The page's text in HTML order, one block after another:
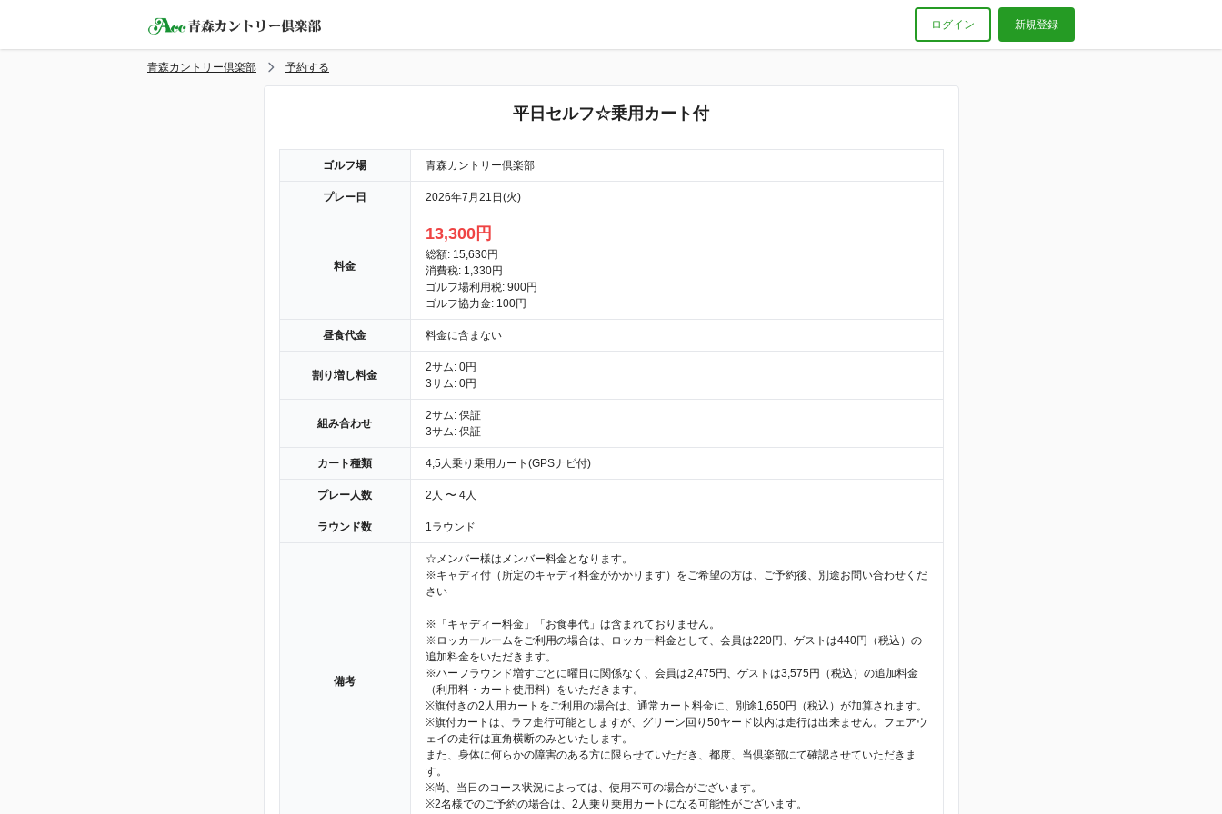
ログイン 新規登録
青森カントリー倶楽部 予約する
平日セルフ☆乗用カート付
ゴルフ場 青森カントリー倶楽部
プレー日 2026年7月21日(火)
料金
13,300円
総額: 15,630円
消費税: 1,330円
ゴルフ場利用税: 900円
ゴルフ協力金: 100円
昼食代金 料金に含まない
割り増し料金
2サム: 0円
3サム: 0円
組み合わせ
2サム: 保証
3サム: 保証
カート種類 4,5人乗り乗用カート(GPSナビ付)
プレー人数 2人 〜 4人
ラウンド数 1ラウンド
備考
☆メンバー様はメンバー料金となります。
※キャディ付（所定のキャディ料金がかかります）をご希望の方は、ご予約後、別途お問い合わせくだ
さい
※「キャディー料金」「お食事代」は含まれておりません。
※ロッカールームをご利用の場合は、ロッカー料金として、会員は220円、ゲストは440円（税込）の
追加料金をいただきます。
※ハーフラウンド増すごとに曜日に関係なく、会員は2,475円、ゲストは3,575円（税込）の追加料金
（利用料・カート使用料）をいただきます。
※旗付きの2人用カートをご利用の場合は、通常カート料金に、別途1,650円（税込）が加算されます。
※旗付カートは、ラフ走行可能としますが、グリーン回り50ヤード以内は走行は出来ません。フェアウ
ェイの走行は直角横断のみといたします。
また、身体に何らかの障害のある方に限らせていただき、都度、当倶楽部にて確認させていただきま
す。
※尚、当日のコース状況によっては、使用不可の場合がございます。
※2名様でのご予約の場合は、2人乗り乗用カートになる可能性がございます。